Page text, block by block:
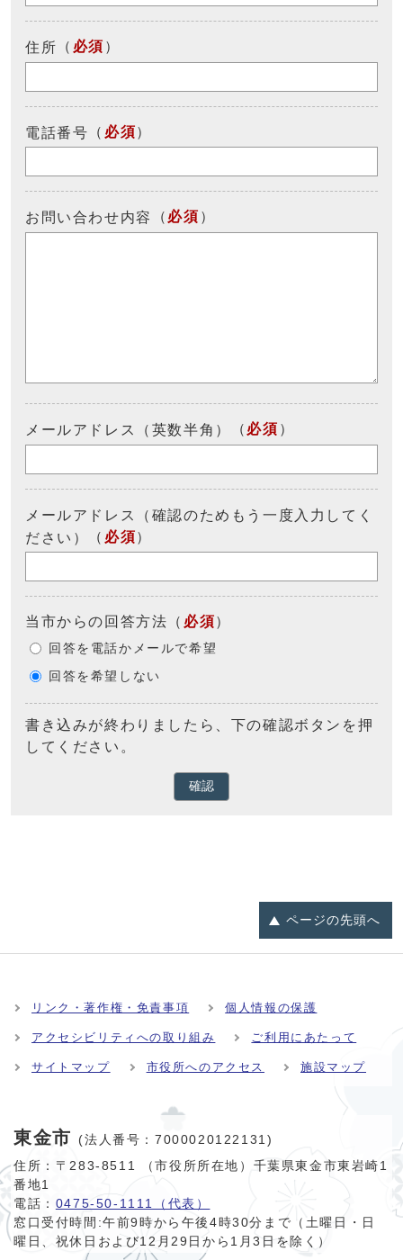
住所 （ 必須 ）
電話番号 （ 必須）
お問い合わせ内容 （ 必須 ）
メールアドレス（英数半角） （ 必須 ）
メールアドレス（確認のためもう一度入力してく
ださい）
（ 必須）
当市からの回答方法 （ 必須）
回答を電話かメールで希望
回答を希望しない
書き込みが終わりましたら、下の確認ボタンを押
してください。
確認
ページの先頭へ
リンク・著作権・免責事項 個人情報の保護
アクセシビリティへの取り組み ご利用にあたって
サイトマップ 市役所へのアクセス 施設マップ
東金市
(法人番号：7000020122131)
住所：〒283-8511 （市役所所在地）千葉県東金市東岩崎1
番地1
電話： 0475-50-1111（代表）
窓口受付時間:午前9時から午後4時30分まで（土曜日・日
曜日、祝休日および12月29日から1月3日を除く）